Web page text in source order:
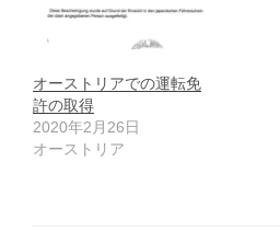
オーストリアでの運転免
許の取得
2020年2月26日
オーストリア